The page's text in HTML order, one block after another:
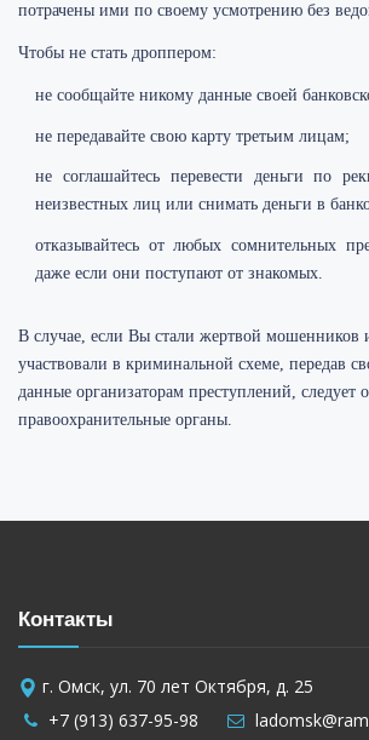
потрачены ими по своему усмотрению без
Чтобы не стать дроппером:
не сообщайте никому данные своей
не передавайте свою карту третьим лицам;
не соглашайтесь перевести деньги по
неизвестных лиц или снимать деньги в
отказывайтесь от любых сомнительных
даже если они поступают от знакомых.
В случае, если Вы стали жертвой мошенников
участвовали в криминальной схеме, передав
данные организаторам преступлений, следует
правоохранительные органы.
Контакты
г. Омск, ул. 70 лет Октября, д. 25
+7 (913) 637-95-98